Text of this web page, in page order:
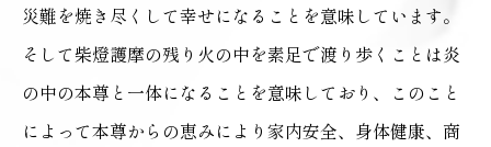
災難を焼き尽くして幸せになることを意味しています。
そして柴燈護摩の残り火の中を素足で渡り歩くことは炎
の中の本尊と一体になることを意味しており、このこと
によって本尊からの恵みにより家内安全、身体健康、商